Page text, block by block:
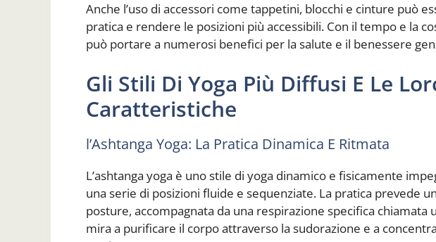
Anche l’uso di accessori come tappetini, blocchi e cinture può
pratica e rendere le posizioni più accessibili. Con il tempo e la
può portare a numerosi benefici per la salute e il benessere
Gli Stili Di Yoga Più Diffusi E Le
Caratteristiche
l’Ashtanga Yoga: La Pratica Dinamica E Ritmata
L’ashtanga yoga è uno stile di yoga dinamico e fisicamente
una serie di posizioni fluide e sequenziate. La pratica prevede
posture, accompagnata da una respirazione specifica chiamata
mira a purificare il corpo attraverso la sudorazione e a